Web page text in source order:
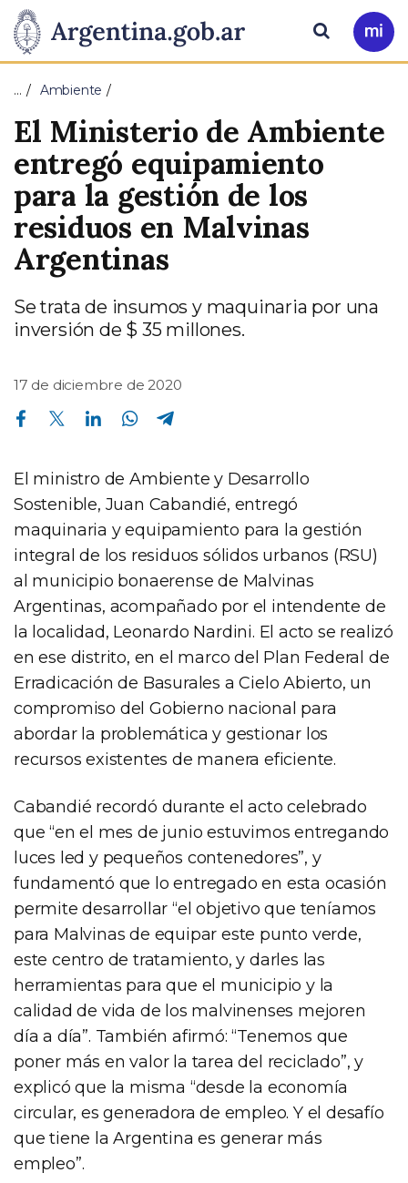
Presidencia
de
la
Nación
Pasar al contenido principal
Ir
a
Buscar
… Ambiente
El Ministerio de Ambiente
entregó equipamiento
para la gestión de los
residuos en Malvinas
Argentinas
Se trata de insumos y maquinaria por una
inversión de $ 35 millones.
17 de diciembre de 2020
Compartir en Facebook Compartir en Twitter Compartir en Linkedin Compartir en Whatsapp
El ministro de Ambiente y Desarrollo
Sostenible, Juan Cabandié, entregó
maquinaria y equipamiento para la gestión
integral de los residuos sólidos urbanos (RSU)
al municipio bonaerense de Malvinas
Argentinas, acompañado por el intendente de
la localidad, Leonardo Nardini. El acto se realizó
en ese distrito, en el marco del Plan Federal de
Erradicación de Basurales a Cielo Abierto, un
compromiso del Gobierno nacional para
abordar la problemática y gestionar los
recursos existentes de manera eficiente.
Cabandié recordó durante el acto celebrado
que “en el mes de junio estuvimos entregando
luces led y pequeños contenedores”, y
fundamentó que lo entregado en esta ocasión
permite desarrollar “el objetivo que teníamos
para Malvinas de equipar este punto verde,
este centro de tratamiento, y darles las
herramientas para que el municipio y la
calidad de vida de los malvinenses mejoren
día a día”. También afirmó: “Tenemos que
poner más en valor la tarea del reciclado”, y
explicó que la misma “desde la economía
circular, es generadora de empleo. Y el desafío
que tiene la Argentina es generar más
empleo”.